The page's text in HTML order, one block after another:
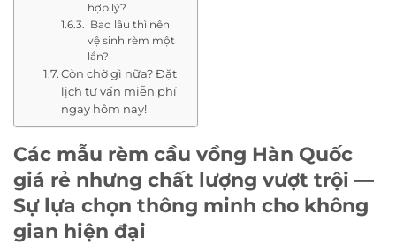
hợp lý?
Bao lâu thì nên
vệ sinh rèm một
lần?
Còn chờ gì nữa? Đặt
lịch tư vấn miễn phí
ngay hôm nay!
Các mẫu rèm cầu vồng Hàn Quốc
giá rẻ nhưng chất lượng vượt trội —
Sự lựa chọn thông minh cho không
gian hiện đại